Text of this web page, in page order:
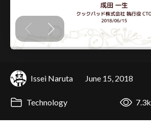
Issei Naruta June 15, 2018
Technology 7.3k